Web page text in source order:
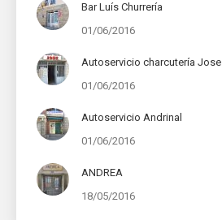
Bar Luís Churrería
01/06/2016
Autoservicio charcutería Jose
01/06/2016
Autoservicio Andrinal
01/06/2016
ANDREA
18/05/2016